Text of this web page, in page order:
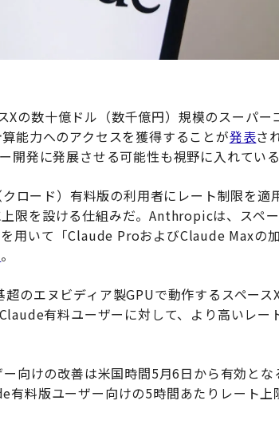
の数十億ドル（数千億円）規模のスーパー
能力へのアクセスを獲得することが発表さ
開発に発展させる可能性も視野に入れている
ロード）有料版の利用者にレート制限を適
限を設ける仕組みだ。Anthropicは、スペ
用いて「Claude ProおよびClaude Maxの
。
のエヌビディア製GPUで動作するスペース
有料ユーザーに対して、より高いレー
向けの改善は米国時間5月6日から有効とな
有料版ユーザー向けの5時間あたりレート上